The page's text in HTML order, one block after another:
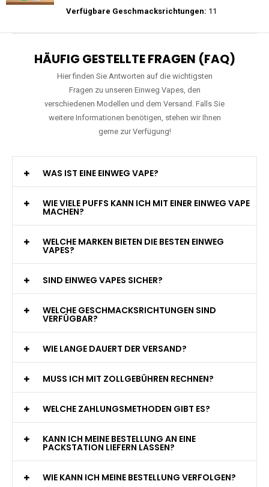
Verfügbare Geschmacksrichtungen: 11
HÄUFIG GESTELLTE FRAGEN (FAQ)
Hier finden Sie Antworten auf die wichtigsten
Fragen zu unseren Einweg Vapes, den
verschiedenen Modellen und dem Versand. Falls Sie
weitere Informationen benötigen, stehen wir Ihnen
gerne zur Verfügung!
WAS IST EINE EINWEG VAPE?
WIE VIELE PUFFS KANN ICH MIT EINER EINWEG VAPE
MACHEN?
WELCHE MARKEN BIETEN DIE BESTEN EINWEG
VAPES?
SIND EINWEG VAPES SICHER?
WELCHE GESCHMACKSRICHTUNGEN SIND
VERFÜGBAR?
WIE LANGE DAUERT DER VERSAND?
MUSS ICH MIT ZOLLGEBÜHREN RECHNEN?
WELCHE ZAHLUNGSMETHODEN GIBT ES?
KANN ICH MEINE BESTELLUNG AN EINE
PACKSTATION LIEFERN LASSEN?
WIE KANN ICH MEINE BESTELLUNG VERFOLGEN?